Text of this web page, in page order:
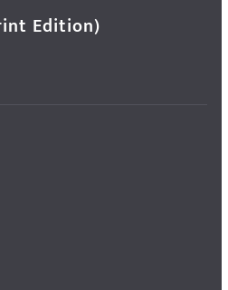
Edition)